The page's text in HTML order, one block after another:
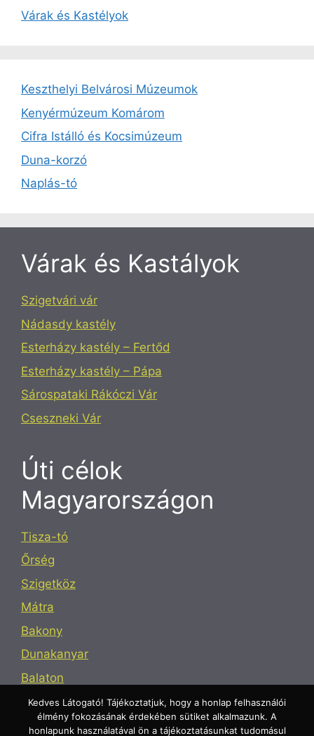
Várak és Kastélyok
Keszthelyi Belvárosi Múzeumok
Kenyérmúzeum Komárom
Cifra Istálló és Kocsimúzeum
Duna-korzó
Naplás-tó
Várak és Kastályok
Szigetvári vár
Nádasdy kastély
Esterházy kastély – Fertőd
Esterházy kastély – Pápa
Sárospataki Rákóczi Vár
Cseszneki Vár
Úti célok
Magyarországon
Tisza-tó
Őrség
Szigetköz
Mátra
Bakony
Dunakanyar
Balaton
Mecsek
Kedves Látogató! Tájékoztatjuk, hogy a honlap felhasználói
élmény fokozásának érdekében sütiket alkalmazunk. A
honlapunk használatával ön a tájékoztatásunkat tudomásul